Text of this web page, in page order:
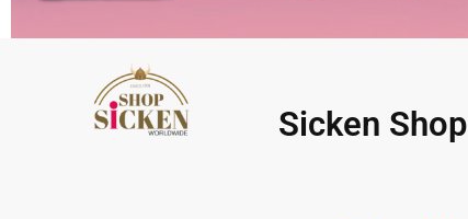
Sicken Shop